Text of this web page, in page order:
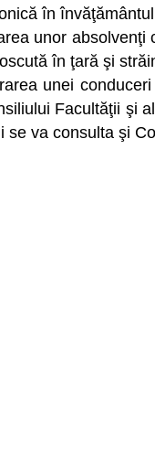
în
unor absolvenţi
în ţară şi
unei
Facultăţii şi
se va consulta şi